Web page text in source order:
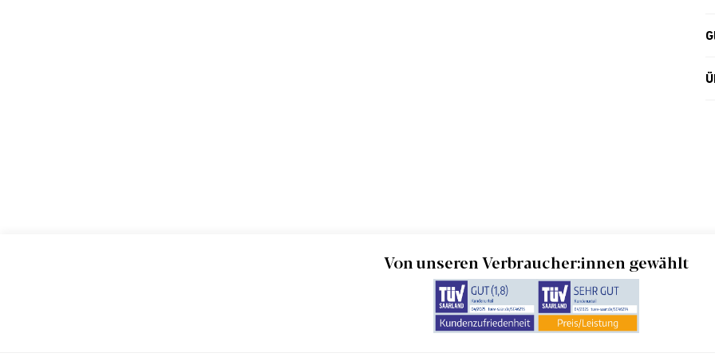
Von unseren Verbraucher:innen gewählt